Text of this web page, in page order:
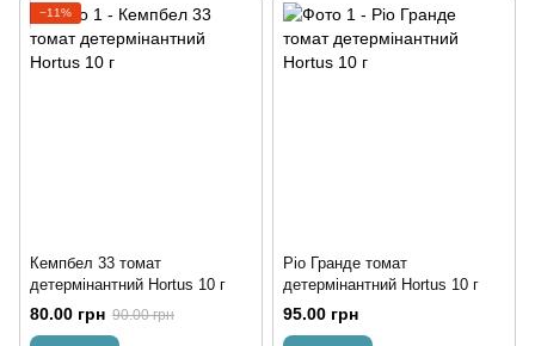
−11%
Кемпбел 33 томат
детермінантний Hortus 10 г
80.00 грн 90.00 грн
Ріо Гранде томат
детермінантний Hortus 10 г
95.00 грн